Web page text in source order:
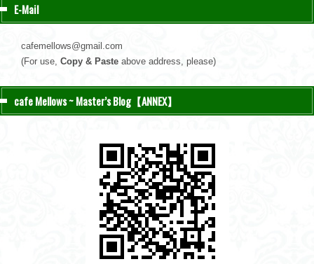
E-Mail
cafemellows@gmail.com
(For use, Copy & Paste above address, please)
cafe Mellows ~ Master’s Blog【ANNEX】